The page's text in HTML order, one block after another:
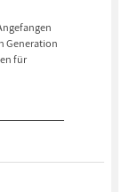
Generation
für